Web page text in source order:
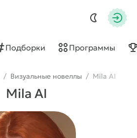
Подборки Программы
/ Визуальные новеллы / Mila AI
Mila AI